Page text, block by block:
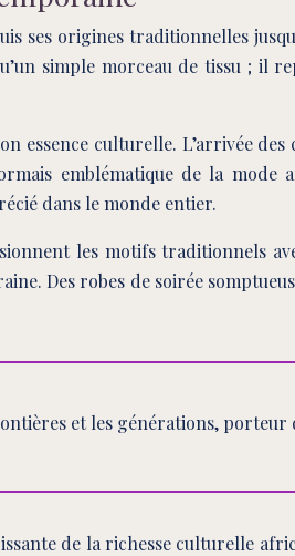
origines traditionnelles
simple morceau de tissu ; il
essence culturelle. L’arrivée
emblématique de la
dans le monde entier.
les motifs traditionnels
Des robes de soirée
et les générations,
de la richesse culturelle